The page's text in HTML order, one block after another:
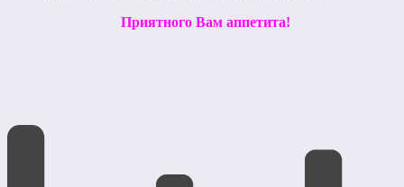
Приятного Вам аппетита!